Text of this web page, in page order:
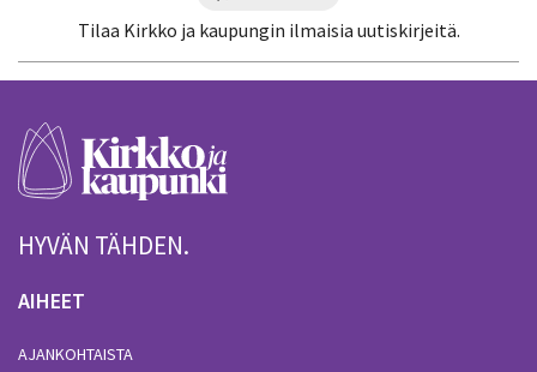
Tilaa Kirkko ja kaupungin ilmaisia uutiskirjeitä.
HYVÄN TÄHDEN.
AIHEET
AJANKOHTAISTA